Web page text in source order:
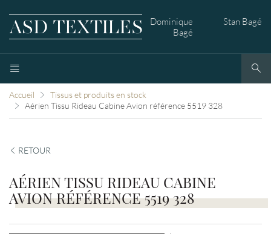
RETOUR
AÉRIEN TISSU RIDEAU CABINE
AVION RÉFÉRENCE 5519 328
Dominique
Bagé
Stan Bagé
Accueil
Tissus et produits en stock
Aérien Tissu Rideau Cabine Avion référence 5519 328